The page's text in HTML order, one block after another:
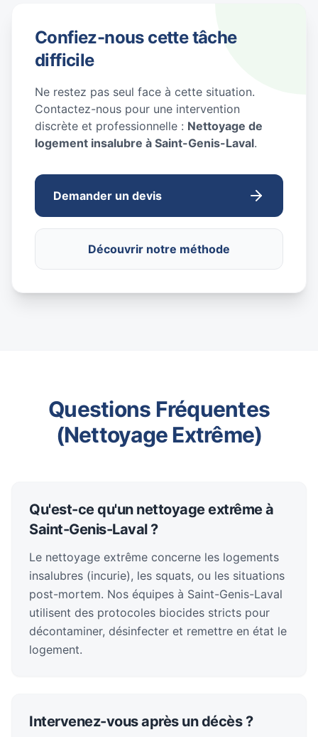
Confiez-nous cette tâche
difficile
Ne restez pas seul face à cette situation.
Contactez-nous pour une intervention
discrète et professionnelle : Nettoyage de
logement insalubre à Saint-Genis-Laval.
Demander un devis
Découvrir notre méthode
Questions Fréquentes
(Nettoyage Extrême)
Qu'est-ce qu'un nettoyage extrême à
Saint-Genis-Laval ?
Le nettoyage extrême concerne les logements
insalubres (incurie), les squats, ou les situations
post-mortem. Nos équipes à Saint-Genis-Laval
utilisent des protocoles biocides stricts pour
décontaminer, désinfecter et remettre en état le
logement.
Intervenez-vous après un décès ?